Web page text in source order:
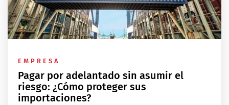
EMPRESA
Pagar por adelantado sin asumir el
riesgo: ¿Cómo proteger sus
importaciones?